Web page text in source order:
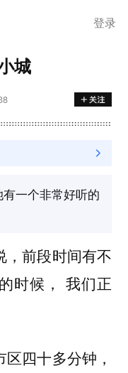
登录
城
一个非常好听的
，前段时间有不
时候， 我们正
四十多分钟，